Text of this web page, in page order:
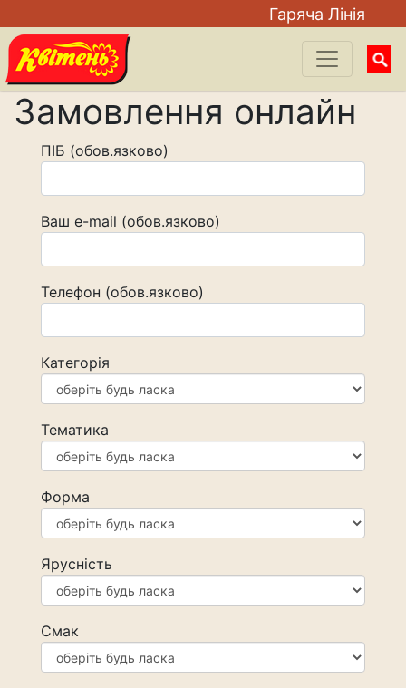
Гаряча Лiнiя
for:
Замовлення онлайн
ПІБ (обов.язково)
Ваш e-mail (обов.язково)
Телефон (обов.язково)
Категорія
Тематика
Форма
Ярусність
Смак